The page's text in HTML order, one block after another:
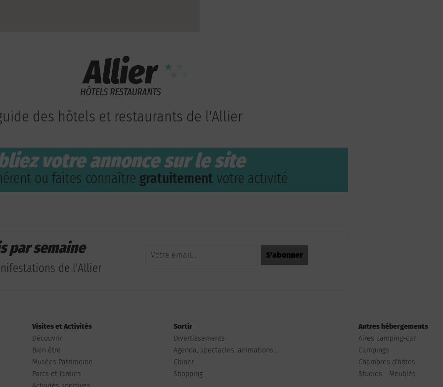
des hôtels et restaurants de l'Allier
votre annonce sur le site
ou faites connaître gratuitement votre activité
par semaine
de l'Allier
Visites et Activités
Découvrir
Bien être
Musées Patrimoine
Parcs et Jardins
Sortir
Divertissements
Agenda, spectacles, animations...
Chiner
Shopping
Autres hébergements
Aires camping-car
Campings
Chambres d'hôtes
Studios - Meublés